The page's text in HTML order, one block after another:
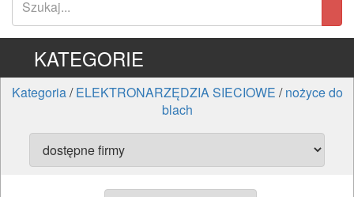
KATEGORIE
Kategoria/ELEKTRONARZĘDZIA SIECIOWE /nożyce do
blach